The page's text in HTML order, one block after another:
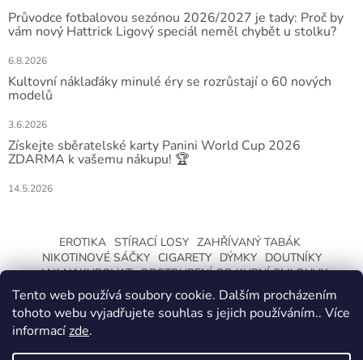
Tento web používá soubory cookie. Dalším procházením
tohoto webu vyjadřujete souhlas s jejich používáním.. Více
informacízde.
Průvodce fotbalovou sezónou 2026/2027 je tady: Proč by
vám nový Hattrick Ligový speciál neměl chybět u stolku?
6.8.2026
Kultovní náklaďáky minulé éry se rozrůstají o 60 nových
modelů
3.6.2026
Získejte sběratelské karty Panini World Cup 2026
ZDARMA k vašemu nákupu! 🏆
14.5.2026
EROTIKA STÍRACÍ LOSY ZAHŘÍVANÝ TABÁK
NIKOTINOVÉ SÁČKY CIGARETY DÝMKY
DOUTNÍKY
JAK NAKUPOVAT ODSTOUPENÍ OD KUPNÍ SMLOUVY